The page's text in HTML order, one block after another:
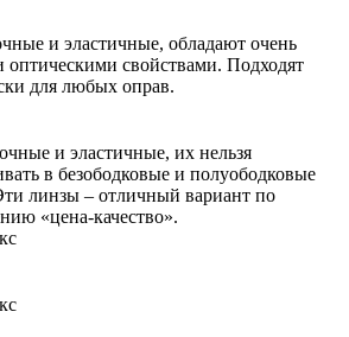
и эластичные, обладают очень
оптическими свойствами. Подходят
для любых оправ.
и эластичные, их нельзя
в безободковые и полуободковые
линзы – отличный вариант по
«цена-качество».